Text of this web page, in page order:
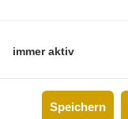
immer aktiv
Speichern